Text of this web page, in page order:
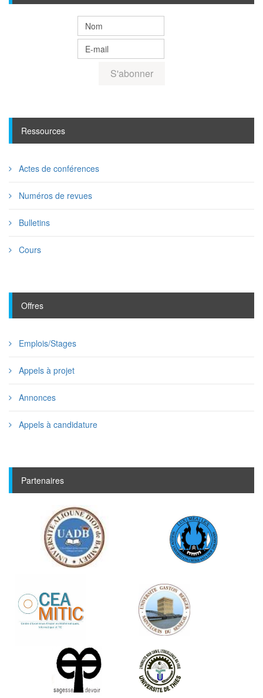
Ressources
Actes de conférences
Numéros de revues
Bulletins
Cours
Offres
Emplois/Stages
Appels à projet
Annonces
Appels à candidature
Partenaires